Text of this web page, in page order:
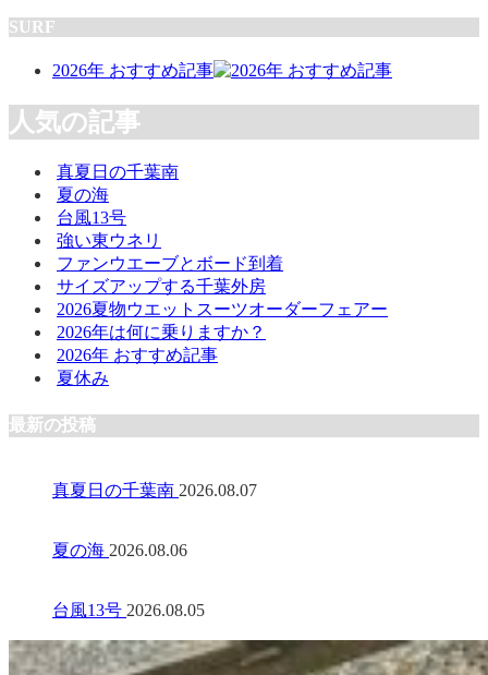
SURF
2026年 おすすめ記事
人気の記事
真夏日の千葉南
夏の海
台風13号
強い東ウネリ
ファンウエーブとボード到着
サイズアップする千葉外房
2026夏物ウエットスーツオーダーフェアー
2026年は何に乗りますか？
2026年 おすすめ記事
夏休み
最新の投稿
真夏日の千葉南 2026.08.07
夏の海 2026.08.06
台風13号 2026.08.05